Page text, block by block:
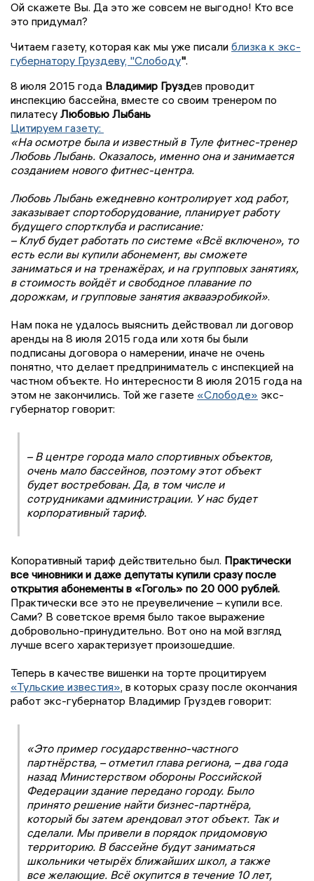
Ой скажете Вы. Да это же совсем не выгодно! Кто все
это придумал?
Читаем газету, которая как мы уже писали близка к экс-
губернатору Груздеву, "Слободу".
8 июля 2015 года Владимир Груздев проводит
инспекцию бассейна, вместе со своим тренером по
пилатесу Любовью Лыбань
Цитируем газету:
«На осмотре была и известный в Туле фитнес-тренер
Любовь Лыбань. Оказалось, именно она и занимается
созданием нового фитнес-центра.
Любовь Лыбань ежедневно контролирует ход работ,
заказывает спортоборудование, планирует работу
будущего спортклуба и расписание:
– Клуб будет работать по системе «Всё включено», то
есть если вы купили абонемент, вы сможете
заниматься и на тренажёрах, и на групповых занятиях,
в стоимость войдёт и свободное плавание по
дорожкам, и групповые занятия аквааэробикой».
Нам пока не удалось выяснить действовал ли договор
аренды на 8 июля 2015 года или хотя бы были
подписаны договора о намерении, иначе не очень
понятно, что делает предприниматель с инспекцией на
частном объекте. Но интересности 8 июля 2015 года на
этом не закончились. Той же газете «Слободе» экс-
губернатор говорит:
– В центре города мало спортивных объектов,
очень мало бассейнов, поэтому этот объект
будет востребован. Да, в том числе и
сотрудниками администрации. У нас будет
корпоративный тариф.
Копоративный тариф действительно был. Практически
все чиновники и даже депутаты купили сразу после
открытия абонементы в «Гоголь» по 20 000 рублей.
Практически все это не преувеличение – купили все.
Сами? В советское время было такое выражение
добровольно-принудительно. Вот оно на мой взгляд
лучше всего характеризует произошедшие.
Теперь в качестве вишенки на торте процитируем
«Тульские известия», в которых сразу после окончания
работ экс-губернатор Владимир Груздев говорит:
«Это пример государственно-частного
партнёрства, – отметил глава региона, – два года
назад Министерством обороны Российской
Федерации здание передано городу. Было
принято решение найти бизнес-партнёра,
который бы затем арендовал этот объект. Так и
сделали. Мы привели в порядок придомовую
территорию. В бассейне будут заниматься
школьники четырёх ближайших школ, а также
все желающие. Всё окупится в течение 10 лет,